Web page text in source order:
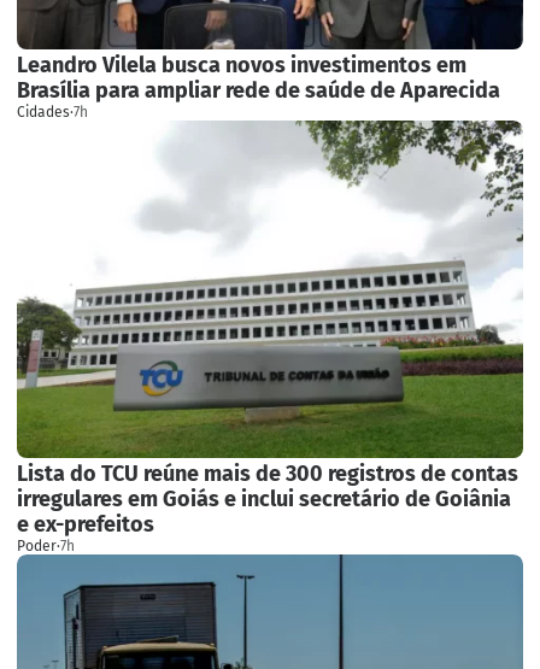
Leandro Vilela busca novos investimentos em
Brasília para ampliar rede de saúde de Aparecida
Cidades·7h
Lista do TCU reúne mais de 300 registros de contas
irregulares em Goiás e inclui secretário de Goiânia
e ex-prefeitos
Poder·7h